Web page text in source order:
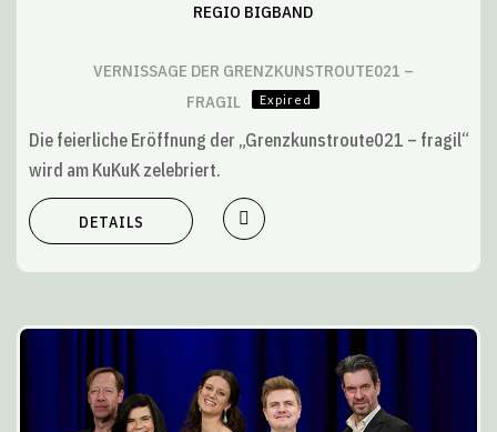
REGIO BIGBAND
VERNISSAGE DER GRENZKUNSTROUTE021 –
FRAGIL
Expired
Die feierliche Eröffnung der „Grenzkunstroute021 – fragil“
wird am KuKuK zelebriert.
DETAILS